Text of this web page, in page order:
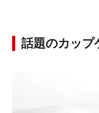
話題のカップ